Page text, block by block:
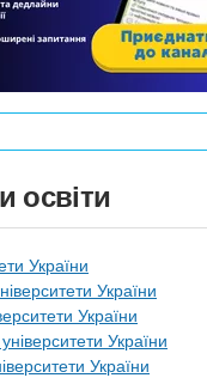
освіти
України
України
України
університети України
України